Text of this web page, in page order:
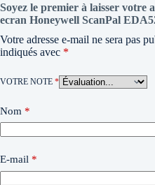
Soyez le premier à laisser votre
ecran Honeywell ScanPal
Votre adresse e-mail ne sera pas
indiqués avec *
VOTRE NOTE *
Nom *
E-mail *